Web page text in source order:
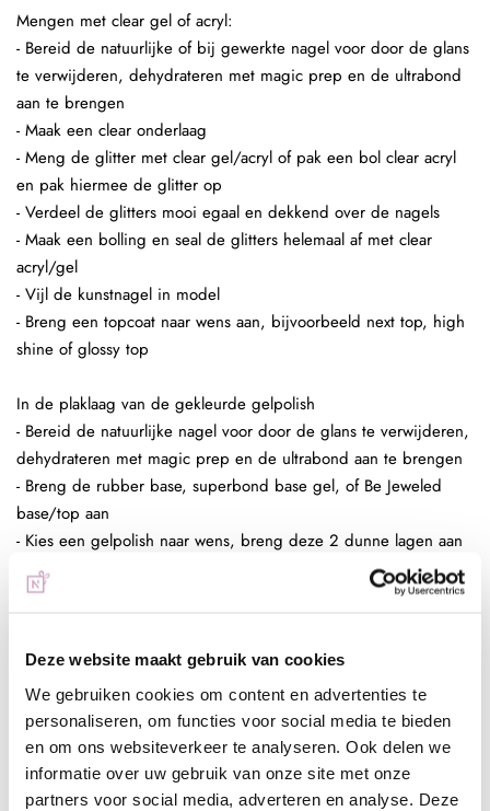
Deze website maakt gebruik van cookies
We gebruiken cookies om content en advertenties te
personaliseren, om functies voor social media te bieden
en om ons websiteverkeer te analyseren. Ook delen we
informatie over uw gebruik van onze site met onze
partners voor social media, adverteren en analyse. Deze
Mengen met clear gel of acryl:
- Bereid de natuurlijke of bij gewerkte nagel voor door de glans
te verwijderen, dehydrateren met magic prep en de ultrabond
aan te brengen
- Maak een clear onderlaag
- Meng de glitter met clear gel/acryl of pak een bol clear acryl
en pak hiermee de glitter op
- Verdeel de glitters mooi egaal en dekkend over de nagels
- Maak een bolling en seal de glitters helemaal af met clear
acryl/gel
- Vijl de kunstnagel in model
- Breng een topcoat naar wens aan, bijvoorbeeld next top, high
shine of glossy top
In de plaklaag van de gekleurde gelpolish
- Bereid de natuurlijke nagel voor door de glans te verwijderen,
dehydrateren met magic prep en de ultrabond aan te brengen
- Breng de rubber base, superbond base gel, of Be Jeweled
base/top aan
- Kies een gelpolish naar wens, breng deze 2 dunne lagen aan
(telkens uitharden, 30 sec sunlight, 2 min UV)
- Pak met de fluf of met de fine liner een kleine hoeveelheid
- Enkele seconden fixeren in de lamp
base/topof next top, kunstnagels high shine, glossy top of next
top)